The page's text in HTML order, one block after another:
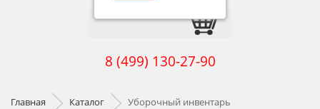
8 (499) 130-27-90
Главная Каталог Уборочный инвентарь